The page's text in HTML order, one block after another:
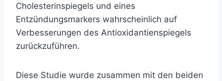
Cholesterinspiegels und eines
Entzündungsmarkers wahrscheinlich auf
Verbesserungen des Antioxidantienspiegels
zurückzuführen.
Diese Studie wurde zusammen mit den beiden